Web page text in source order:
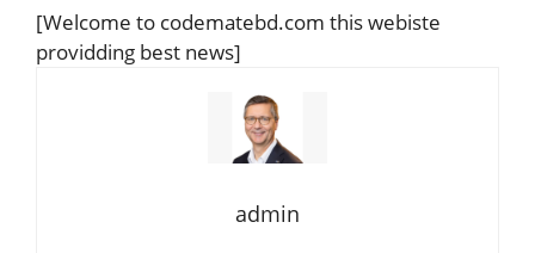
[Welcome to codematebd.com this webiste
providding best news]
admin